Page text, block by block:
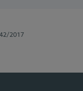
2017